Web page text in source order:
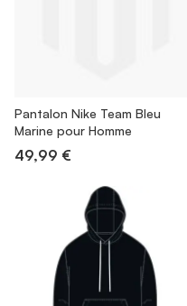
Pantalon Nike Team Bleu
Marine pour Homme
49,99 €